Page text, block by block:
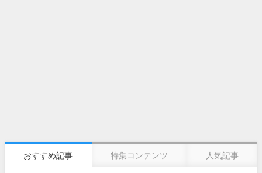
おすすめ記事 特集コンテンツ 人気記事